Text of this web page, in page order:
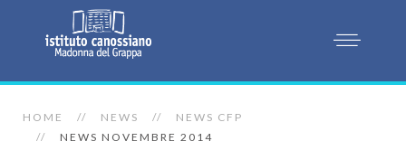
HOME NEWS
NEWS CFP
NEWS NOVEMBRE 2014